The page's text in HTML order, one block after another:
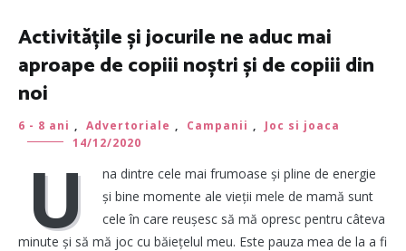
Activitățile și jocurile ne aduc mai
aproape de copiii noștri și de copiii din
noi
6 - 8 ani , Advertoriale , Campanii ,
Joc si joaca
14/12/2020
U
na dintre cele mai frumoase și pline de energie
și bine momente ale vieții mele de mamă sunt
cele în care reușesc să mă opresc pentru câteva
minute și să mă joc cu băiețelul meu. Este pauza mea de la a fi